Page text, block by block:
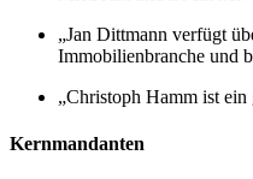
„Jan Dittmann verfügt
Immobilienbranche und
„Christoph Hamm ist
Kernmandanten